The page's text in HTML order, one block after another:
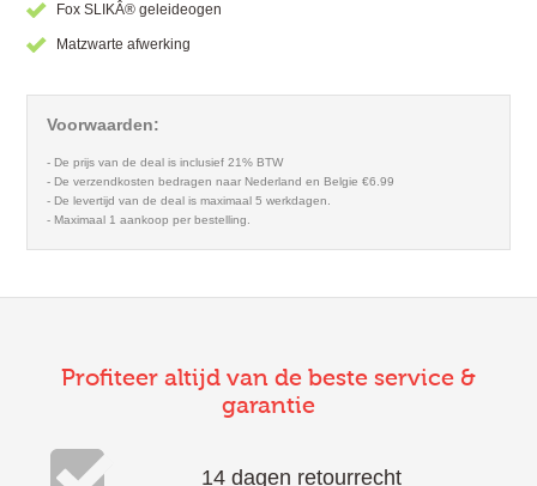
Fox SLIKÂ® geleideogen
Matzwarte afwerking
Voorwaarden:
- De prijs van de deal is inclusief 21% BTW
- De verzendkosten bedragen naar Nederland en Belgie €6.99
- De levertijd van de deal is maximaal 5 werkdagen.
- Maximaal 1 aankoop per bestelling.
Profiteer altijd van de beste service &
garantie
14 dagen retourrecht